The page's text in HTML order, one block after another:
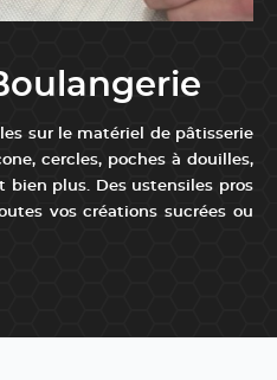
sur le matériel de pâtisserie
cercles, poches à douilles,
bien plus. Des ustensiles pros
vos créations sucrées ou